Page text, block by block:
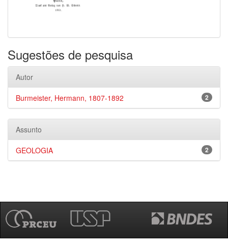
Sugestões de pesquisa
Autor
2
Burmeister, Hermann, 1807-1892
Assunto
2
GEOLOGIA